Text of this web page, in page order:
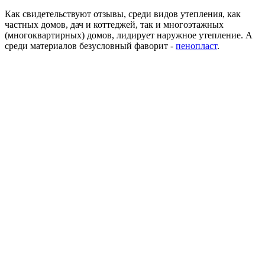
Как свидетельствуют отзывы, среди видов утепления, как
частных домов, дач и коттеджей, так и многоэтажных
(многоквартирных) домов, лидирует наружное утепление. А
среди материалов безусловный фаворит - пенопласт.